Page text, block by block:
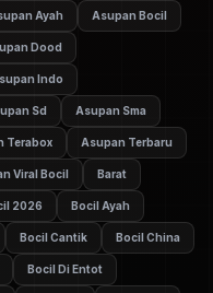
Ayah Asupan Bocil
Dood
Indo
Sd Asupan Sma
Terabox Asupan Terbaru
Viral Bocil Barat
2026 Bocil Ayah
Bocil Cantik Bocil China
Bocil Di Entot